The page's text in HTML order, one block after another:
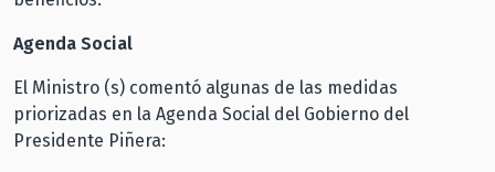
Agenda Social
El Ministro (s) comentó algunas de las medidas
priorizadas en la Agenda Social del Gobierno del
Presidente Piñera: